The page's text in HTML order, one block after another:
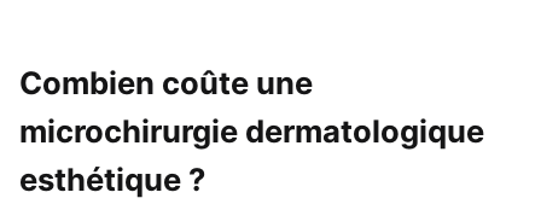
Combien coûte une
microchirurgie dermatologique
esthétique ?